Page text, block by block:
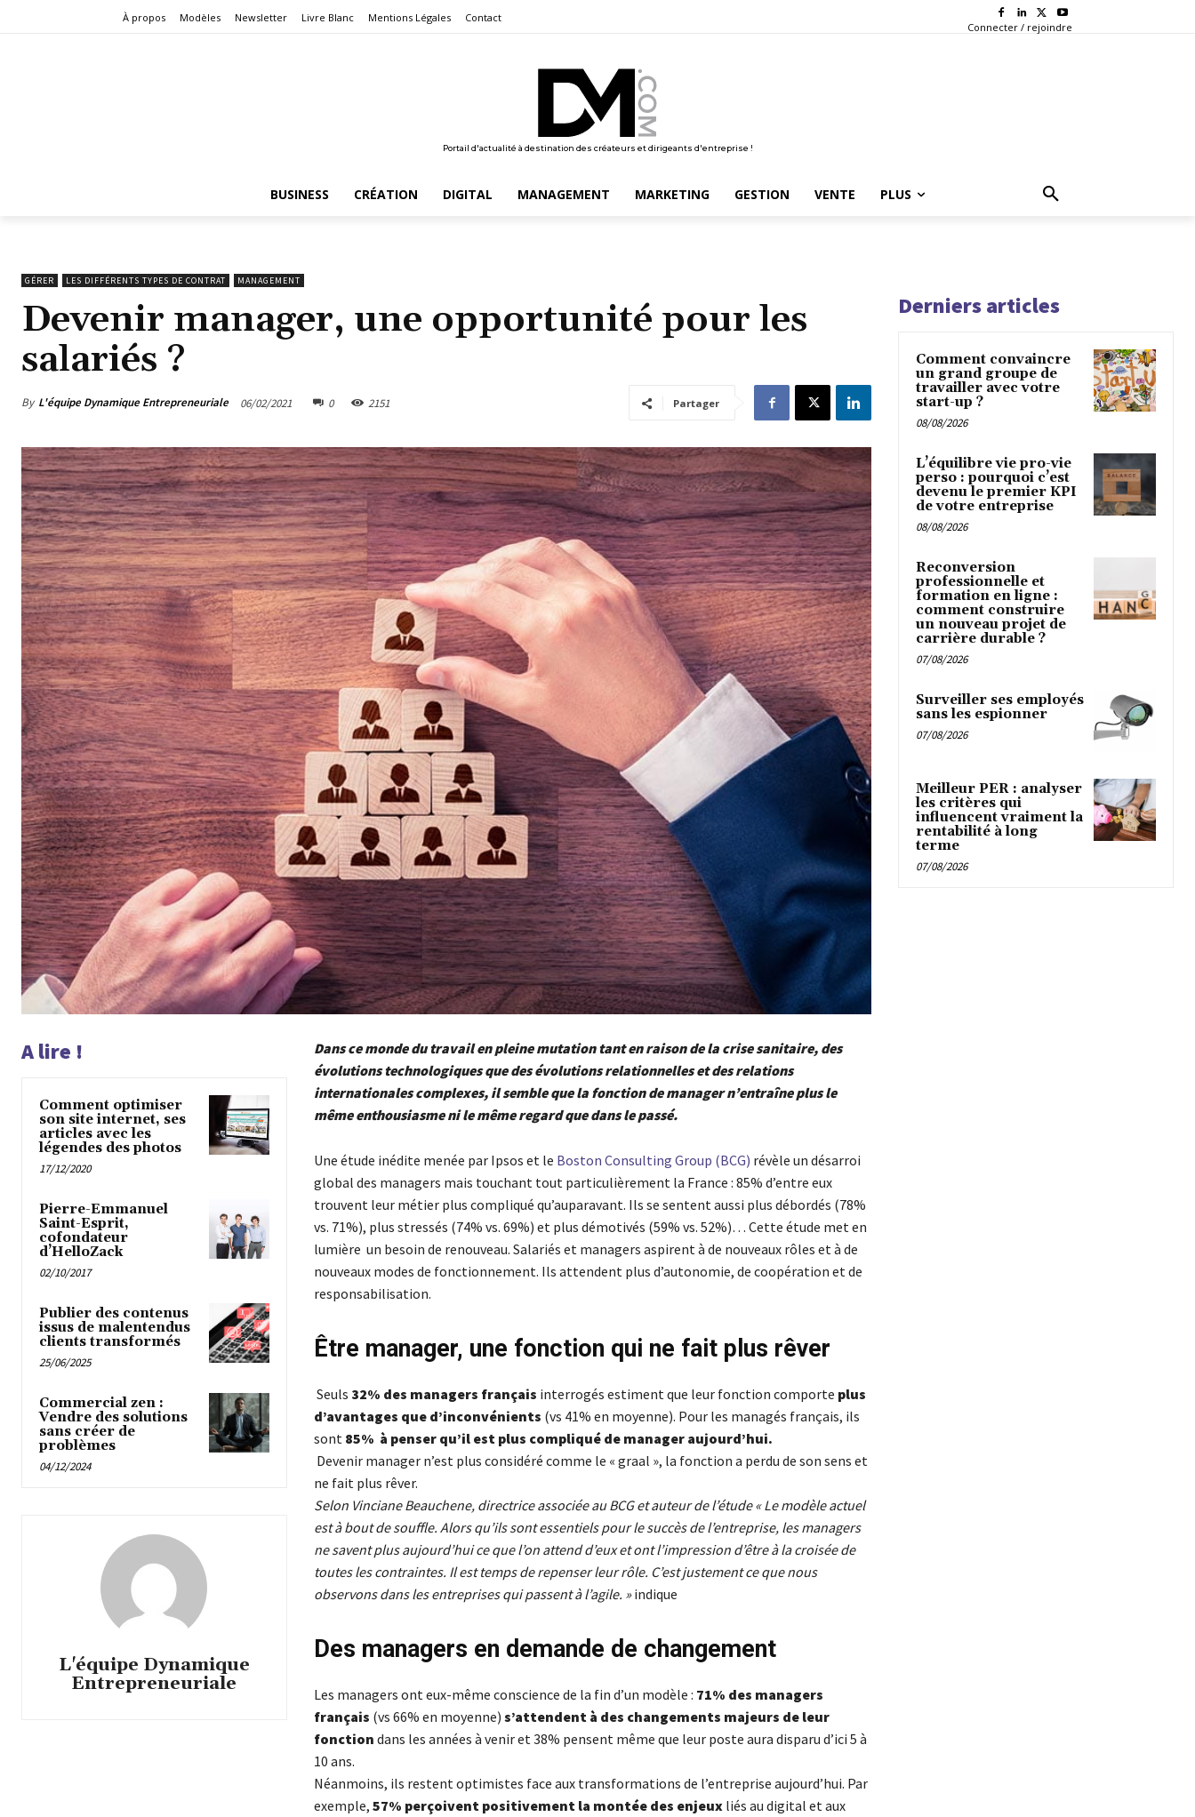
À propos Modèles Newsletter Livre Blanc Mentions Légales Contact
Connecter / rejoindre
Portail d'actualité à destination des créateurs et dirigeants d'entreprise !
BUSINESS CRÉATION DIGITAL MANAGEMENT MARKETING GESTION VENTE PLUS
GÉRER LES DIFFÉRENTS TYPES DE CONTRAT MANAGEMENT
Devenir manager, une opportunité pour les
salariés ?
By L'équipe Dynamique Entrepreneuriale 06/02/2021 0 2151 Partager
A lire !
Comment optimiser
son site internet, ses
articles avec les
légendes des photos
17/12/2020
Pierre-Emmanuel
Saint-Esprit,
cofondateur
d’HelloZack
02/10/2017
Publier des contenus
issus de malentendus
clients transformés
25/06/2025
Commercial zen :
Vendre des solutions
sans créer de
problèmes
04/12/2024
L'équipe Dynamique
Entrepreneuriale
Dans ce monde du travail en pleine mutation tant en raison de la crise sanitaire, des
évolutions technologiques que des évolutions relationnelles et des relations
internationales complexes, il semble que la fonction de manager n’entraîne plus le
même enthousiasme ni le même regard que dans le passé.
Une étude inédite menée par Ipsos et le Boston Consulting Group (BCG) révèle un désarroi
global des managers mais touchant tout particulièrement la France : 85% d’entre eux
trouvent leur métier plus compliqué qu’auparavant. Ils se sentent aussi plus débordés (78%
vs. 71%), plus stressés (74% vs. 69%) et plus démotivés (59% vs. 52%)… Cette étude met en
lumière un besoin de renouveau. Salariés et managers aspirent à de nouveaux rôles et à de
nouveaux modes de fonctionnement. Ils attendent plus d’autonomie, de coopération et de
responsabilisation.
Être manager, une fonction qui ne fait plus rêver
Seuls 32% des managers français interrogés estiment que leur fonction comporte plus
d’avantages que d’inconvénients (vs 41% en moyenne). Pour les managés français, ils
sont 85% à penser qu’il est plus compliqué de manager aujourd’hui.
Devenir manager n’est plus considéré comme le « graal », la fonction a perdu de son sens et
ne fait plus rêver.
Selon Vinciane Beauchene, directrice associée au BCG et auteur de l’étude « Le modèle actuel
est à bout de souffle. Alors qu’ils sont essentiels pour le succès de l’entreprise, les managers
ne savent plus aujourd’hui ce que l’on attend d’eux et ont l’impression d’être à la croisée de
toutes les contraintes. Il est temps de repenser leur rôle. C’est justement ce que nous
observons dans les entreprises qui passent à l’agile. »indique
Des managers en demande de changement
Les managers ont eux-même conscience de la fin d’un modèle : 71% des managers
français (vs 66% en moyenne) s’attendent à des changements majeurs de leur
fonction dans les années à venir et 38% pensent même que leur poste aura disparu d’ici 5 à
10 ans.
Néanmoins, ils restent optimistes face aux transformations de l’entreprise aujourd’hui. Par
exemple, 57% perçoivent positivement la montée des enjeux liés au digital et aux
Derniers articles
Comment convaincre
un grand groupe de
travailler avec votre
start-up ?
08/08/2026
L’équilibre vie pro-vie
perso : pourquoi c’est
devenu le premier KPI
de votre entreprise
08/08/2026
Reconversion
professionnelle et
formation en ligne :
comment construire
un nouveau projet de
carrière durable ?
07/08/2026
Surveiller ses employés
sans les espionner
07/08/2026
Meilleur PER : analyser
les critères qui
influencent vraiment la
rentabilité à long
terme
07/08/2026